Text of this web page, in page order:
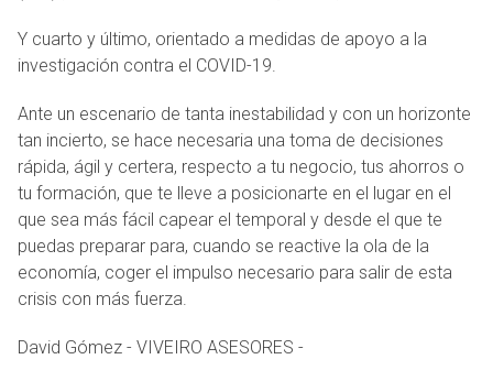
Y cuarto y último, orientado a medidas de apoyo a la
investigación contra el COVID-19.
Ante un escenario de tanta inestabilidad y con un horizonte
tan incierto, se hace necesaria una toma de decisiones
rápida, ágil y certera, respecto a tu negocio, tus ahorros o
tu formación, que te lleve a posicionarte en el lugar en el
que sea más fácil capear el temporal y desde el que te
puedas preparar para, cuando se reactive la ola de la
economía, coger el impulso necesario para salir de esta
crisis con más fuerza.
David Gómez - VIVEIRO ASESORES -